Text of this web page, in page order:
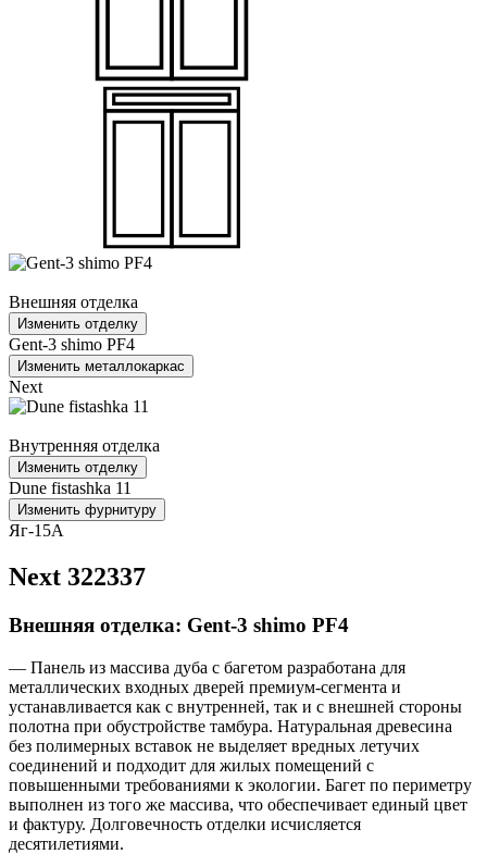
Внешняя отделка
Изменить отделку
Gent-3 shimo PF4
Изменить металлокаркас
Next
Внутренняя отделка
Изменить отделку
Dune fistashka 11
Изменить фурнитуру
Яг-15А
Next 322337
Внешняя отделка: Gent-3 shimo PF4
— Панель из массива дуба с багетом разработана для
металлических входных дверей премиум-сегмента и
устанавливается как с внутренней, так и с внешней стороны
полотна при обустройстве тамбура. Натуральная древесина
без полимерных вставок не выделяет вредных летучих
соединений и подходит для жилых помещений с
повышенными требованиями к экологии. Багет по периметру
выполнен из того же массива, что обеспечивает единый цвет
и фактуру. Долговечность отделки исчисляется
десятилетиями.